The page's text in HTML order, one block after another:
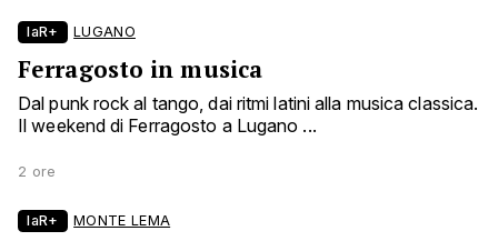
laR+ LUGANO
Ferragosto in musica
Dal punk rock al tango, dai ritmi latini alla musica classica.
Il weekend di Ferragosto a Lugano ...
2 ore
laR+ MONTE LEMA